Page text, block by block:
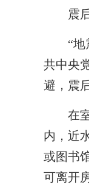
震
“地震
共中央
避，震
在室
内，近
或图书
可离开